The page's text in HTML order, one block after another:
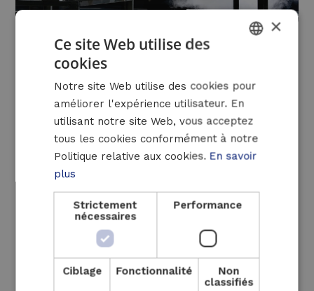
essentielle pour éviter les pertes d’énergie
et les coûts importants. Luminus Solutions
part des données de comptage et des
besoins du client pour identifier la demande
de chaleur pour le chauffage des processus
et des locaux, et conçoit ensuite un système
intégré qui combine différentes technologies
: brûleurs, récupération de la chaleur perdue
(provenant, par exemple, d’unités de
réfrigération), chaudières (à gaz, électriques
ou hybrides), pompes à chaleur,
FRENCH
×
Ce site Web utilise des
cookies
Notre site Web utilise des cookies pour
améliorer l'expérience utilisateur. En
utilisant notre site Web, vous acceptez
tous les cookies conformément à notre
Politique relative aux cookies. En savoir
plus
Strictement
nécessaires
Performance
Ciblage Fonctionnalité
Non
classifiés